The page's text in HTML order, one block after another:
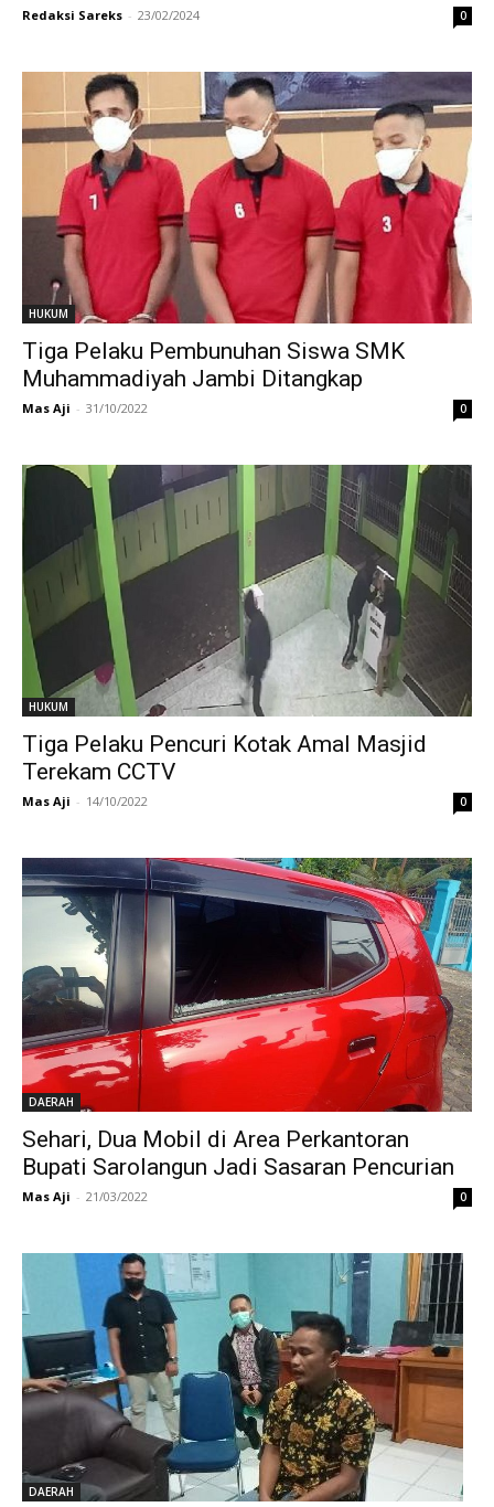
Redaksi Sareks - 23/02/2024 0
HUKUM
Tiga Pelaku Pembunuhan Siswa SMK
Muhammadiyah Jambi Ditangkap
Mas Aji - 31/10/2022 0
HUKUM
Tiga Pelaku Pencuri Kotak Amal Masjid
Terekam CCTV
Mas Aji - 14/10/2022 0
DAERAH
Sehari, Dua Mobil di Area Perkantoran
Bupati Sarolangun Jadi Sasaran Pencurian
Mas Aji - 21/03/2022 0
DAERAH